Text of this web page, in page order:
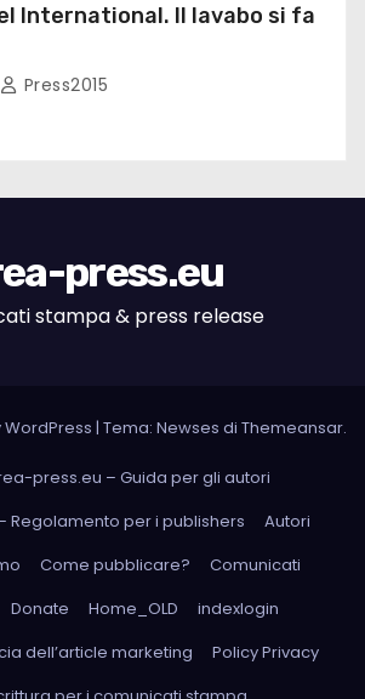
International. Il lavabo si fa
Press2015
press.eu
stampa & press release
| Tema: Newses di Themeansar.
press.eu – Guida per gli autori
Regolamento per i publishers
Autori
Come pubblicare?
Comunicati
Donate Home_OLD
indexlogin
dell’article marketing
Policy Privacy